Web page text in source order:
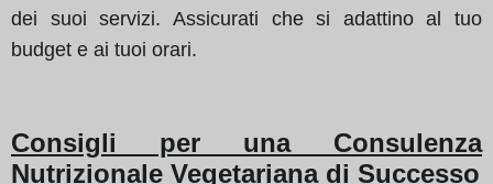
dei suoi servizi. Assicurati che si adattino al tuo
budget e ai tuoi orari.
Consigli per una Consulenza
Nutrizionale Vegetariana di Successo